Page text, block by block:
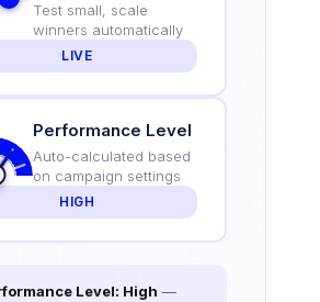
Test small, scale
winners automatically
LIVE
Performance Level
Auto-calculated based
on campaign settings
HIGH
Level: High —